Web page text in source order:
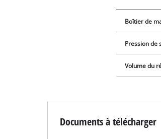
Boîtier de
Pression de
Volume du
Documents à télécharger